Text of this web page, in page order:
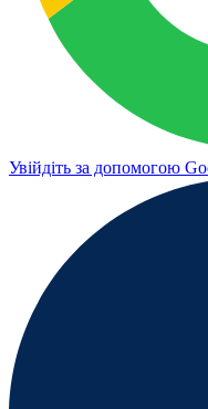
Увійдіть за допомогою